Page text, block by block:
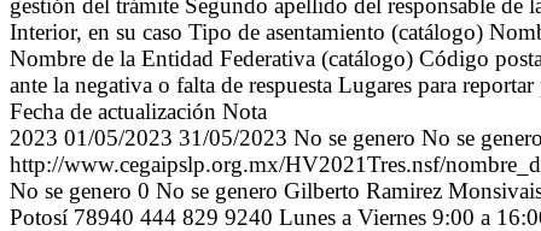
gestión del trámite Segundo apellido del responsable
Interior, en su caso Tipo de asentamiento (catálogo)
Nombre de la Entidad Federativa (catálogo) Código
ante la negativa o falta de respuesta Lugares para
Fecha de actualización Nota
2023 01/05/2023 31/05/2023 No se genero No se
http://www.cegaipslp.org.mx/HV2021Tres.nsf/
No se genero 0 No se genero Gilberto Ramirez
Potosí 78940 444 829 9240 Lunes a Viernes 9:00 a